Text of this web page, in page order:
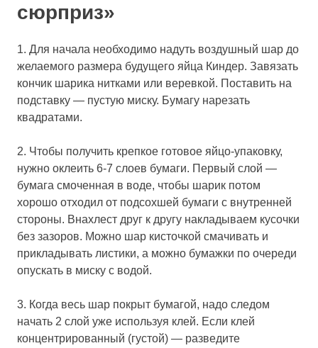
сюрприз»
1. Для начала необходимо надуть воздушный шар до
желаемого размера будущего яйца Киндер. Завязать
кончик шарика нитками или веревкой. Поставить на
подставку — пустую миску. Бумагу нарезать
квадратами.
2. Чтобы получить крепкое готовое яйцо-упаковку,
нужно оклеить 6-7 слоев бумаги. Первый слой —
бумага смоченная в воде, чтобы шарик потом
хорошо отходил от подсохшей бумаги с внутренней
стороны. Внахлест друг к другу накладываем кусочки
без зазоров. Можно шар кисточкой смачивать и
прикладывать листики, а можно бумажки по очереди
опускать в миску с водой.
3. Когда весь шар покрыт бумагой, надо следом
начать 2 слой уже используя клей. Если клей
концентрированный (густой) — разведите